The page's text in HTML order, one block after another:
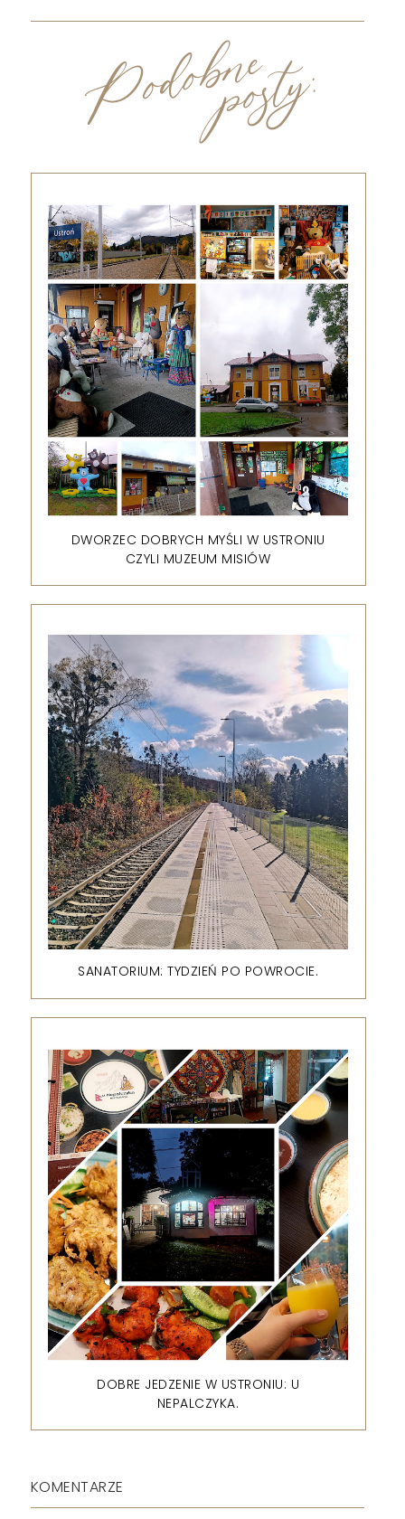
DWORZEC DOBRYCH MYŚLI W USTRONIU
CZYLI MUZEUM MISIÓW
SANATORIUM: TYDZIEŃ PO POWROCIE.
DOBRE JEDZENIE W USTRONIU: U
NEPALCZYKA.
KOMENTARZE